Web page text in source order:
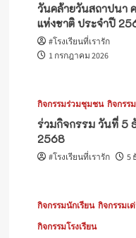
วันคล้ายวันสถาปนา
แห่งชาติ ประจำปี
#โรงเรียนที่เรารัก
1 กรกฎาคม 2026
กิจกรรมร่วมชุมชน กิจกรร
ร่วมกิจกรรม วันที่ 5
2568
#โรงเรียนที่เรารัก 5
กิจกรรมนักเรียน กิจกรรมเ
กิจกรรมโรงเรียน